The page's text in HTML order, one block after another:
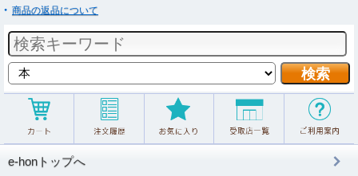
商品の返品について
e-honトップへ